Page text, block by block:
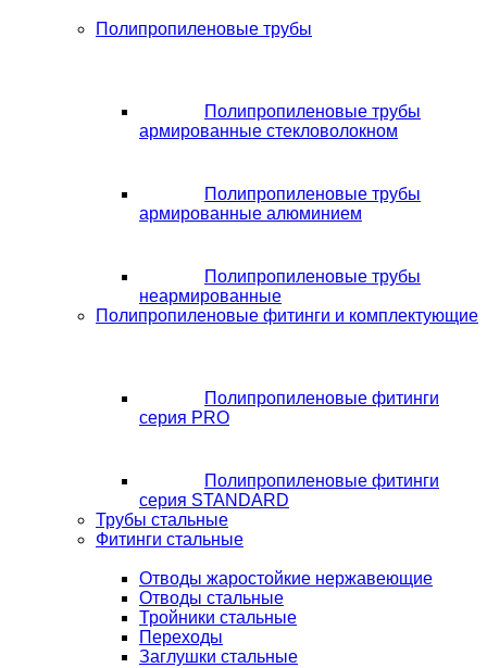
Полипропиленовые трубы
Полипропиленовые трубы
армированные стекловолокном
Полипропиленовые трубы
армированные алюминием
Полипропиленовые трубы
неармированные
Полипропиленовые фитинги и комплектующие
Полипропиленовые фитинги
серия PRO
Полипропиленовые фитинги
серия STANDARD
Трубы стальные
Фитинги стальные
Отводы жаростойкие нержавеющие
Отводы стальные
Тройники стальные
Переходы
Заглушки стальные